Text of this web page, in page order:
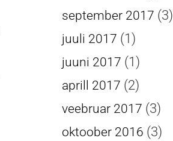
september 2017 (3)
juuli 2017 (1)
juuni 2017 (1)
aprill 2017 (2)
veebruar 2017 (3)
oktoober 2016 (3)